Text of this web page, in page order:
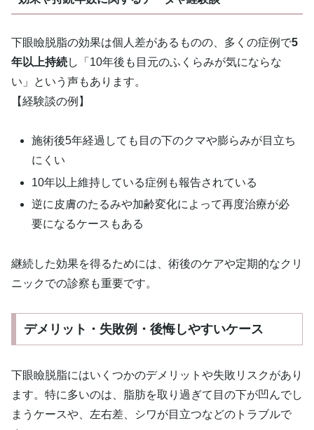
下眼瞼脱脂の効果は個人差があるものの、多くの症例で5
年以上持続し「10年後も目元のふくらみが気にならな
い」という声もあります。
【経験談の例】
施術後5年経過しても目の下のクマや膨らみが目立ち
にくい
10年以上維持している症例も報告されている
逆に皮膚のたるみや加齢変化によって再度治療が必
要になるケースもある
継続した効果を得るためには、術後のケアや定期的なクリ
ニックでの診察も重要です。
デメリット・失敗例・後悔しやすいケース
下眼瞼脱脂にはいくつかのデメリットや失敗リスクがあり
ます。特に多いのは、脂肪を取り過ぎて目の下が凹んでし
まうケースや、左右差、シワが目立つなどのトラブルで